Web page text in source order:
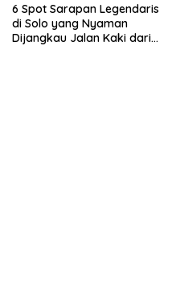
6 Spot Sarapan Legendaris
di Solo yang Nyaman
Dijangkau Jalan Kaki dari